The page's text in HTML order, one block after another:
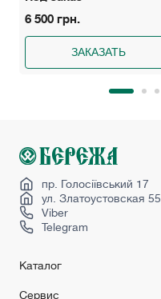
6 500 грн.
ЗАКАЗАТЬ
пр. Голосіївський 17
ул. Златоустовская 55
Viber
Telegram
Каталог
Сервис